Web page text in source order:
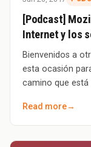
[Podcast]
Internet y los
Bienvenidos a
esta ocasión
camino que
Read more→